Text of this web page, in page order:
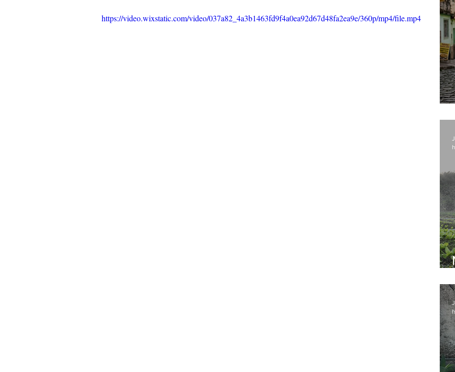
https://video.wixstatic.com/video/037a82_4a3b1463fd9f4a0ea92d67d48fa2ea9e/360p/mp4/file.mp4